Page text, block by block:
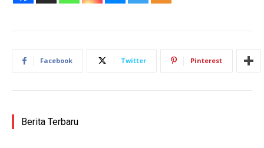
Facebook Twitter Pinterest
Berita Terbaru